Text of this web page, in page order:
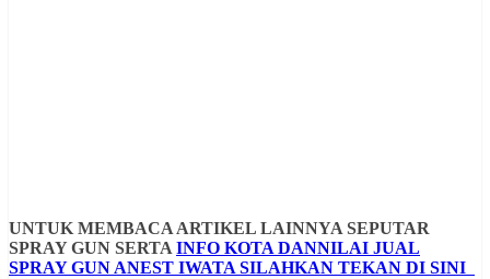
UNTUK MEMBACA ARTIKEL LAINNYA SEPUTAR
SPRAY GUN SERTA INFO KOTA DANNILAI JUAL
SPRAY GUN ANEST IWATA SILAHKAN TEKAN DI SINI